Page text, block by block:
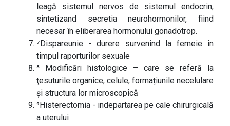
leagă sistemul nervos de sistemul endocrin,
sintetizand secretia neurohormonilor, fiind
necesar în eliberarea hormonului gonadotrop.
⁷Dispareunie - durere survenind la femeie în
timpul raporturilor sexuale
⁸ Modificări histologice – care se referă la
ţesuturile organice, celule, formațiunile necelulare
și structura lor microscopică
⁹Histerectomia - indepartarea pe cale chirurgicală
a uterului